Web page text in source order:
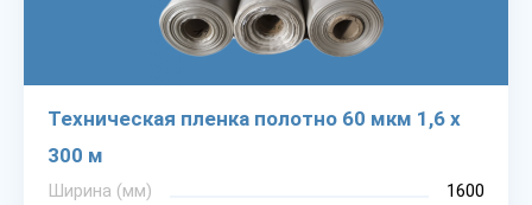
Техническая пленка полотно 60 мкм 1,6 х
300 м
Ширина (мм)
1600